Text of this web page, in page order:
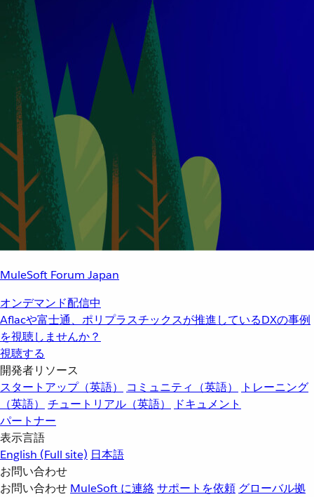
MuleSoft Forum Japan
オンデマンド配信中
Aflacや富士通、ポリプラスチックスが推進しているDXの事例
を視聴しませんか？
視聴する
開発者リソース
スタートアップ（英語）
コミュニティ（英語）
トレーニング
（英語）
チュートリアル（英語）
ドキュメント
パートナー
表示言語
English (Full site) 日本語
お問い合わせ
お問い合わせ MuleSoft に連絡サポートを依頼 グローバル拠